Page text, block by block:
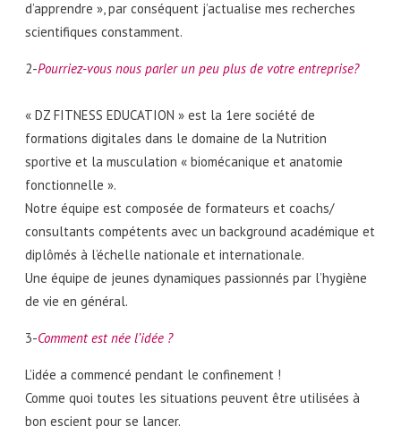
d’apprendre », par conséquent j’actualise mes recherches
scientifiques constamment.
2-Pourriez-vous nous parler un peu plus de votre entreprise?
« DZ FITNESS EDUCATION » est la 1ere société de
formations digitales dans le domaine de la Nutrition
sportive et la musculation « biomécanique et anatomie
fonctionnelle ».
Notre équipe est composée de formateurs et coachs/
consultants compétents avec un background académique et
diplômés à l’échelle nationale et internationale.
Une équipe de jeunes dynamiques passionnés par l’hygiène
de vie en général.
3-Comment est née l’idée ?
L’idée a commencé pendant le confinement !
Comme quoi toutes les situations peuvent être utilisées à
bon escient pour se lancer.